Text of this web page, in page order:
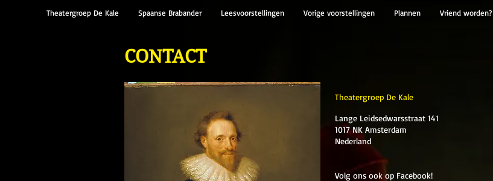
Theatergroep De Kale Spaanse Brabander Leesvoorstellingen Vorige voorstellingen Plannen Vriend worden?
CONTACT
Theatergroep De Kale
Lange Leidsedwarsstraat 141
1017 NK Amsterdam
Nederland
Volg ons ook op Facebook!